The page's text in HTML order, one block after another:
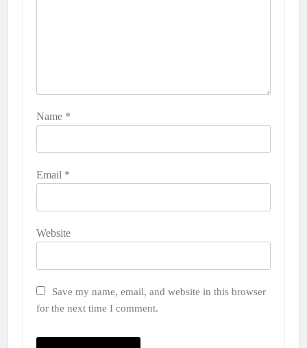
Name *
Email *
Website
Save my name, email, and website in this browser
for the next time I comment.